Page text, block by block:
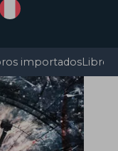
importadosLibros